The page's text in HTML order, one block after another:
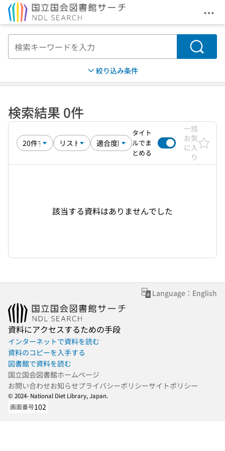
メ
検索
絞り込み条件
検索結果 0件
タイト
ルでま
とめる
一括
お気
に入
り
該当する資料はありませんでした
Language：English
資料にアクセスするための手段
インターネットで資料を読む
資料のコピーを入手する
図書館で資料を読む
国立国会図書館ホームページ
お問い合わせお知らせプライバシーポリシーサイトポリシー
© 2024- National Diet Library, Japan.
画面番号102